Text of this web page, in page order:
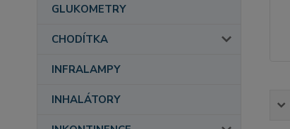
GLUKOMETRY
CHODÍTKA
INFRALAMPY
INHALÁTORY